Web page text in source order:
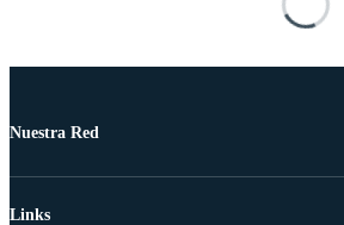
Nuestra Red
Links